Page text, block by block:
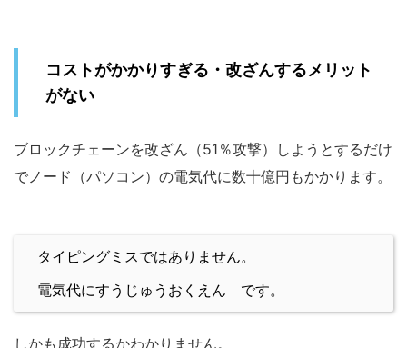
コストがかかりすぎる・改ざんするメリット
がない
ブロックチェーンを改ざん（51％攻撃）しようとするだけ
でノード（パソコン）の電気代に数十億円もかかります。
タイピングミスではありません。
電気代にすうじゅうおくえん です。
しかも成功するかわかりません。